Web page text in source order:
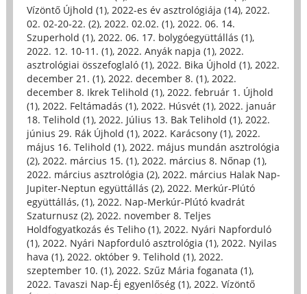
Vízöntő Újhold (1), 2022-es év asztrológiája (14), 2022.
02. 02-20-22. (2), 2022. 02.02. (1), 2022. 06. 14.
Szuperhold (1), 2022. 06. 17. bolygóegyüttállás (1),
2022. 12. 10-11. (1), 2022. Anyák napja (1), 2022.
asztrológiai összefoglaló (1), 2022. Bika Újhold (1), 2022.
december 21. (1), 2022. december 8. (1), 2022.
december 8. Ikrek Telihold (1), 2022. február 1. Újhold
(1), 2022. Feltámadás (1), 2022. Húsvét (1), 2022. január
18. Telihold (1), 2022. Július 13. Bak Telihold (1), 2022.
június 29. Rák Újhold (1), 2022. Karácsony (1), 2022.
május 16. Telihold (1), 2022. május mundán asztrológia
(2), 2022. március 15. (1), 2022. március 8. Nőnap (1),
2022. március asztrológia (2), 2022. március Halak Nap-
Jupiter-Neptun együttállás (2), 2022. Merkúr-Plútó
együttállás, (1), 2022. Nap-Merkúr-Plútó kvadrát
Szaturnusz (2), 2022. november 8. Teljes
Holdfogyatkozás és Teliho (1), 2022. Nyári Napforduló
(1), 2022. Nyári Napforduló asztrológia (1), 2022. Nyilas
hava (1), 2022. október 9. Telihold (1), 2022.
szeptember 10. (1), 2022. Szűz Mária foganata (1),
2022. Tavaszi Nap-Éj egyenlőség (1), 2022. Vízöntő